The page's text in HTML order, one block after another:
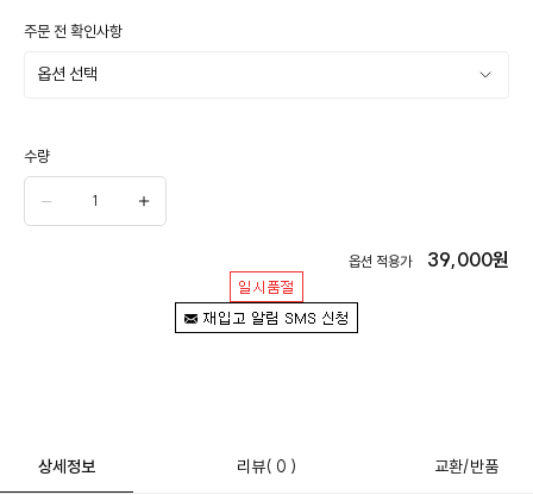
주문 전 확인사항
수량
옵션 적용가 39,000원
상세정보 리뷰( 0 ) 교환/반품